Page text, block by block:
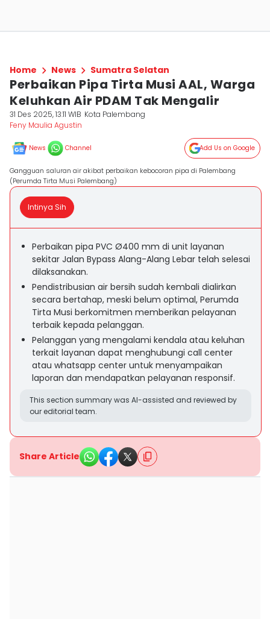
Home News Sumatra Selatan
Perbaikan Pipa Tirta Musi AAL, Warga
Keluhkan Air PDAM Tak Mengalir
31 Des 2025, 13:11 WIB Kota Palembang
Feny Maulia Agustin
News Channel Add Us on Google
Gangguan saluran air akibat perbaikan kebocoran pipa di Palembang
(Perumda Tirta Musi Palembang)
Intinya Sih
Perbaikan pipa PVC Ø400 mm di unit layanan
sekitar Jalan Bypass Alang-Alang Lebar telah selesai
dilaksanakan.
Pendistribusian air bersih sudah kembali dialirkan
secara bertahap, meski belum optimal, Perumda
Tirta Musi berkomitmen memberikan pelayanan
terbaik kepada pelanggan.
Pelanggan yang mengalami kendala atau keluhan
terkait layanan dapat menghubungi call center
atau whatsapp center untuk menyampaikan
laporan dan mendapatkan pelayanan responsif.
This section summary was AI-assisted and reviewed by
our editorial team.
Share Article